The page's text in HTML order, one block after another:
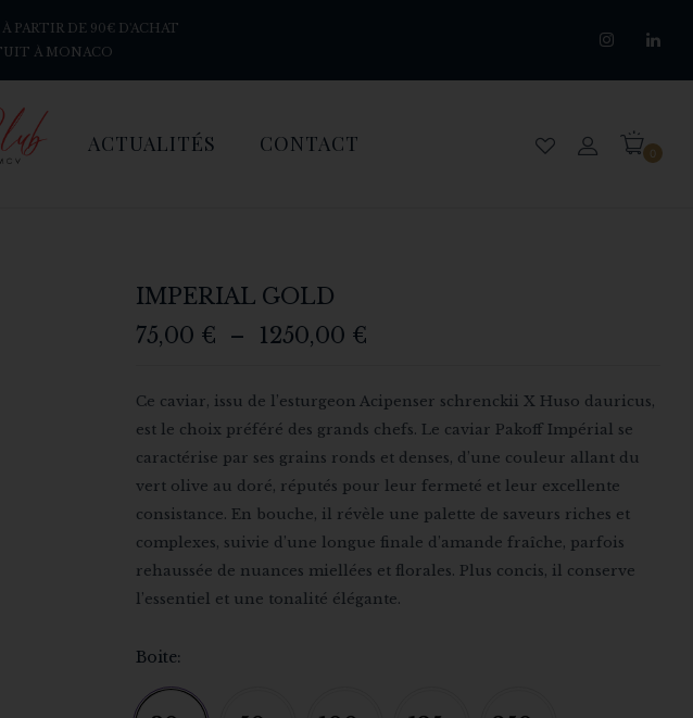
PARTIR DE 90€ D'ACHAT
À MONACO
ACTUALITÉS CONTACT 0
IMPERIAL GOLD
75,00 € – 1250,00 €
Ce caviar, issu de l’esturgeon Acipenser schrenckii X Huso dauricus,
est le choix préféré des grands chefs. Le caviar Pakoff Impérial se
caractérise par ses grains ronds et denses, d’une couleur allant du
vert olive au doré, réputés pour leur fermeté et leur excellente
consistance. En bouche, il révèle une palette de saveurs riches et
complexes, suivie d’une longue finale d’amande fraîche, parfois
rehaussée de nuances miellées et florales. Plus concis, il conserve
l’essentiel et une tonalité élégante.
Boite